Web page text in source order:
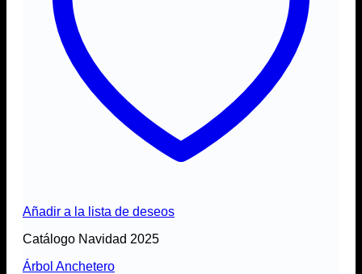
Añadir a la lista de deseos
Catálogo Navidad 2025
Árbol Anchetero